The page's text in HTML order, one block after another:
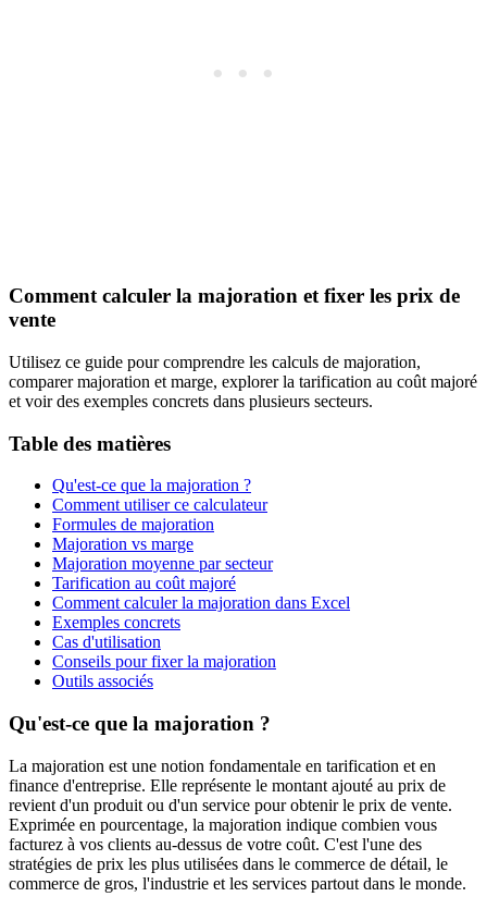
Comment calculer la majoration et fixer les prix de
vente
Utilisez ce guide pour comprendre les calculs de majoration,
comparer majoration et marge, explorer la tarification au coût majoré
et voir des exemples concrets dans plusieurs secteurs.
Table des matières
Qu'est-ce que la majoration ?
Comment utiliser ce calculateur
Formules de majoration
Majoration vs marge
Majoration moyenne par secteur
Tarification au coût majoré
Comment calculer la majoration dans Excel
Exemples concrets
Cas d'utilisation
Conseils pour fixer la majoration
Outils associés
Qu'est-ce que la majoration ?
La majoration est une notion fondamentale en tarification et en
finance d'entreprise. Elle représente le montant ajouté au prix de
revient d'un produit ou d'un service pour obtenir le prix de vente.
Exprimée en pourcentage, la majoration indique combien vous
facturez à vos clients au-dessus de votre coût. C'est l'une des
stratégies de prix les plus utilisées dans le commerce de détail, le
commerce de gros, l'industrie et les services partout dans le monde.